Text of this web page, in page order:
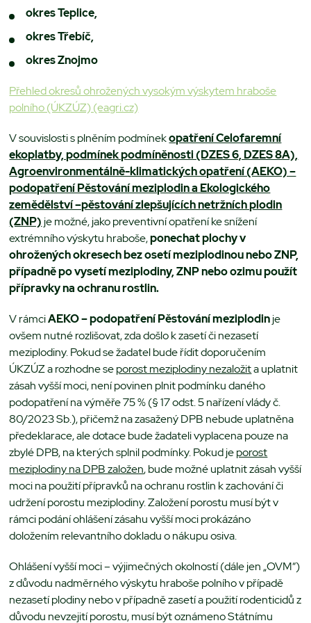
okres Teplice,
okres Třebíč,
okres Znojmo
Přehled okresů ohrožených vysokým výskytem hraboše
polního (ÚKZÚZ) (eagri.cz)
V souvislosti s plněním podmínekopatření Celofaremní
ekoplatby, podmínek podmíněnosti (DZES 6, DZES 8A),
Agroenvironmentálně-klimatických opatření (AEKO) –
podopatření Pěstování meziplodin a Ekologického
zemědělství –pěstování zlepšujících netržních plodin
(ZNP) je možné, jako preventivní opatření ke snížení
extrémního výskytu hraboše,ponechat plochy v
ohrožených okresech bez osetí meziplodinou nebo ZNP,
případně po vysetí meziplodiny, ZNP nebo ozimu použít
přípravky na ochranu rostlin.
V rámciAEKO – podopatření Pěstování meziplodinje
ovšem nutné rozlišovat, zda došlo k zasetí či nezasetí
meziplodiny. Pokud se žadatel bude řídit doporučením
ÚKZÚZ a rozhodne seporost meziplodiny nezaložita uplatnit
zásah vyšší moci, není povinen plnit podmínku daného
podopatření na výměře 75 % (§ 17 odst. 5 nařízení vlády č.
80/2023 Sb.), přičemž na zasažený DPB nebude uplatněna
předeklarace, ale dotace bude žadateli vyplacena pouze na
zbylé DPB, na kterých splnil podmínky. Pokud jeporost
meziplodiny na DPB založen, bude možné uplatnit zásah vyšší
moci na použití přípravků na ochranu rostlin k zachování či
udržení porostu meziplodiny. Založení porostu musí být v
rámci podání ohlášení zásahu vyšší moci prokázáno
doložením relevantního dokladu o nákupu osiva.
Ohlášení vyšší moci – výjimečných okolností (dále jen „OVM“)
z důvodu nadměrného výskytu hraboše polního v případě
nezasetí plodiny nebo v případně zasetí a použití rodenticidů z
důvodu nevzejití porostu, musí být oznámeno Státnímu